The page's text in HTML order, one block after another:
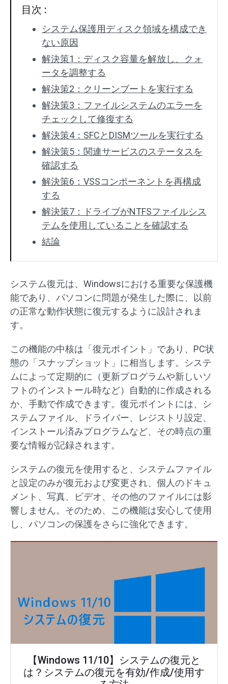
目次 :
システム保護用ディスク領域を構成でき
ない原因
解決策1：ディスク容量を解放し、クォ
ータを調整する
解決策2：クリーンブートを実行する
解決策3：ファイルシステムのエラーを
チェックして修復する
解決策4：SFCとDISMツールを実行する
解決策5：関連サービスのステータスを
確認する
解決策6：VSSコンポーネントを再構成
する
解決策7：ドライブがNTFSファイルシス
テムを使用していることを確認する
結論
システム復元は、Windowsにおける重要な保護機
能であり、パソコンに問題が発生した際に、以前
の正常な動作状態に復元するように設計されま
す。
この機能の中核は「復元ポイント」であり、PC状
態の「スナップショット」に相当します。システ
ムによって定期的に（更新プログラムや新しいソ
フトのインストール時など）自動的に作成される
か、手動で作成できます。復元ポイントには、シ
ステムファイル、ドライバー、レジストリ設定、
インストール済みプログラムなど、その時点の重
要な情報が記録されます。
システムの復元を使用すると、システムファイル
と設定のみが復元および変更され、個人のドキュ
メント、写真、ビデオ、その他のファイルには影
響しません。そのため、この機能は安心して使用
し、パソコンの保護をさらに強化できます。
【Windows 11/10】システムの復元と
は？システムの復元を有効/作成/使用す